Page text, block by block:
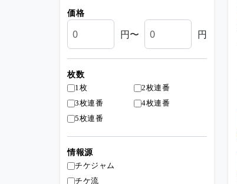
価格
円〜 円
枚数
1枚
2枚連番
3枚連番
4枚連番
5枚連番
情報源
チケジャム
チケ流